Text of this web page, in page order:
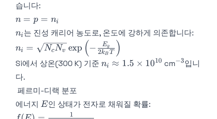
습니다:
n
=
=
n_i
n = p = ni
n_i
ni 는 진성 캐리어 농도로, 온도에 강하게 의존합니다:
n_i = \sqrt{N_c
\frac{E_g}
{2k_BT}\right)
ni = NcNv exp (− 2kB T
Eg )
Si에서 상온(300 K) 기준 n_i
10^{10}
ni ≈ 1.5 × 1010 cm^{-3}
−3입니
다.
페르미-디랙 분포
에너지 E
E인 상태가 전자로 채워질 확률:
f(E) = \frac{1}
1